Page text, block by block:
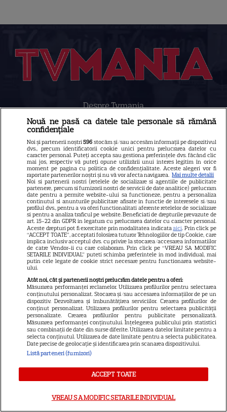
Despre Tvmania
Contact
Abonamente
Publicitate
Termeni și condiții
Despre cookies
Politica de confidenţialitate
Sitemap
NUMĂRUL CURENT
ABONEAZA-TE LA REVISTĂ
Libertatea pentru femei
Știri mondene
Nouă ne pasă ca datele tale personale să rămână
confidențiale
Noi și partenerii noștri596 stocăm și/sau accesăm informații pe dispozitivul
dvs., precum identificatorii cookie unici pentru prelucrarea datelor cu
caracter personal. Puteți accepta sau gestiona preferințele dvs. făcând clic
mai jos, respectiv vă puteți opune utilizării unui interes legitim în orice
moment pe pagina cu politica de confidențialitate. Aceste alegeri vor fi
raportate partenerilor noștri și nu vă vor afecta navigarea. Mai multe detalii
Noi si partenerii nostri (retelele de socializare si agentiile de publicitate
partenere, precum si furnizorii nostri de servicii de date analitice) prelucram
date pentru a permite website-ului sa functioneze, pentru a personaliza
continutul si anunturile publicitare afisate in functie de interesele si/sau
profilul dvs., pentru a va oferi functionalitati aferente retelelor de socializare
si pentru a analiza traficul pe website. Beneficiati de drepturile prevazute de
art. 15-22 din GDPR in legatura cu prelucrarea datelor cu caracter personal.
Aceste drepturi pot fi exercitate prin modalitatea indicataaici. Prin click pe
“ACCEPT TOATE”, acceptati folosirea tuturor Tehnologiilor de tip Cookie, care
implica inclusiv acceptul dvs. cu privire la stocarea/accesarea informatiilor
de catre Vendor-ii cu care colaboram. Prin click pe “VREAU SA MODIFIC
SETARILE INDIVIDUAL” puteti schimba preferintele in mod individual, mai
putin cele legate de cookie strict necesare pentru functionarea website-
ului.
Atât noi, cât și partenerii noștri prelucrăm datele pentru a oferi:
Măsurarea performanței reclamelor. Utilizarea profilurilor pentru selectarea
conținutului personalizat. Stocarea și/sau accesarea informațiilor de pe un
dispozitiv. Dezvoltarea și îmbunătățirea serviciilor. Crearea profilurilor de
conținut personalizat. Utilizarea profilurilor pentru selectarea publicității
personalizate. Crearea profilurilor pentru publicitate personalizată.
Măsurarea performanței conținutului. Înțelegerea publicului prin statistici
sau combinații de date din surse diferite. Utilizarea datelor limitate pentru a
selecta conținutul. Utilizarea de date limitate pentru a selecta publicitatea.
Date precise de geolocație și identificarea prin scanarea dispozitivului.
Listă parteneri (furnizori)
ACCEPT TOATE
VREAU SA MODIFIC SETARILE INDIVIDUAL